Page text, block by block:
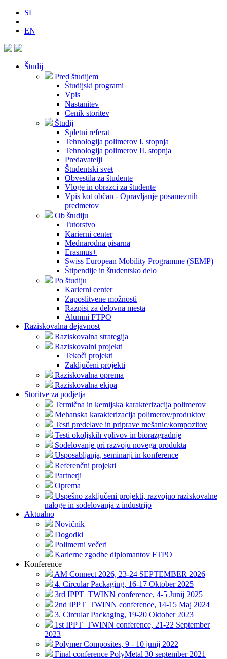
SL
|
EN
Študij
Pred študijem
Študijski programi
Vpis
Nastanitev
Cenik storitev
Študij
Spletni referat
Tehnologija polimerov I. stopnja
Tehnologija polimerov II. stopnja
Predavatelji
Študentski svet
Obvestila za študente
Vloge in obrazci za študente
Vpis kot občan - Opravljanje posameznih
predmetov
Ob študiju
Tutorstvo
Karierni center
Mednarodna pisarna
Erasmus+
Swiss European Mobility Programme (SEMP)
Štipendije in študentsko delo
Po študiju
Karierni center
Zaposlitvene možnosti
Razpisi za delovna mesta
Alumni FTPO
Raziskovalna dejavnost
Raziskovalna strategija
Raziskovalni projekti
Tekoči projekti
Zaključeni projekti
Raziskovalna oprema
Raziskovalna ekipa
Storitve za podjetja
Termična in kemijska karakterizacija polimerov
Mehanska karakterizacija polimerov/produktov
Testi predelave in priprave mešanic/kompozitov
Testi okoljskih vplivov in biorazgradnje
Sodelovanje pri razvoju novega produkta
Usposabljanja, seminarji in konference
Referenčni projekti
Partnerji
Oprema
Uspešno zaključeni projekti, razvojno raziskovalne
naloge in sodelovanja z industrijo
Aktualno
Novičnik
Dogodki
Polimerni večeri
Karierne zgodbe diplomantov FTPO
Konference
AM Connect 2026, 23-24 SEPTEMBER 2026
4. Circular Packaging, 16-17 Oktober 2025
3rd IPPT_TWINN conference, 4-5 Junij 2025
2nd IPPT_TWINN conference, 14-15 Maj 2024
3. Circular Packaging, 19-20 Oktober 2023
1st IPPT_TWINN conference, 21-22 September
2023
Polymer Composites, 9 - 10 junij 2022
Final conference PolyMetal 30 september 2021